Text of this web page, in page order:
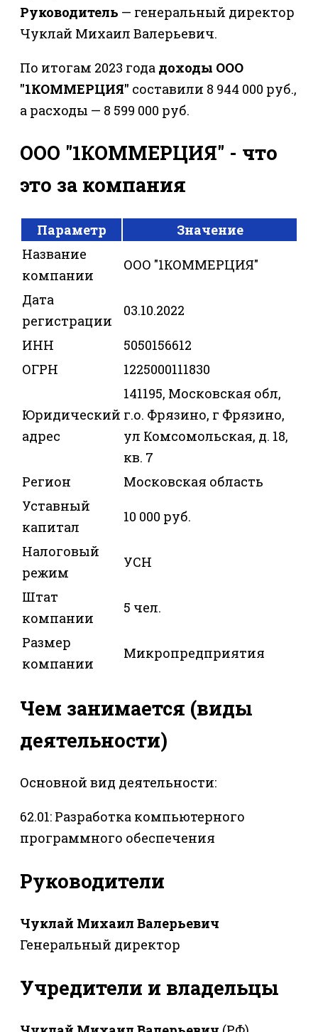
Руководитель — генеральный директор
Чуклай Михаил Валерьевич.
По итогам 2023 года доходы ООО
"1КОММЕРЦИЯ" составили 8 944 000 руб.,
а расходы — 8 599 000 руб.
ООО "1КОММЕРЦИЯ" - что
это за компания
Параметр
Значение
Название
компании
ООО "1КОММЕРЦИЯ"
Дата
регистрации
03.10.2022
ИНН
5050156612
ОГРН
1225000111830
Юридический
адрес
141195, Московская обл,
г.о. Фрязино, г Фрязино,
ул Комсомольская, д. 18,
кв. 7
Регион
Московская область
Уставный
капитал
10 000 руб.
Налоговый
режим
УСН
Штат
компании
5 чел.
Размер
компании
Микропредприятия
Чем занимается (виды
деятельности)
Основной вид деятельности:
62.01: Разработка компьютерного
программного обеспечения
Руководители
Чуклай Михаил Валерьевич
Генеральный директор
Учредители и владельцы